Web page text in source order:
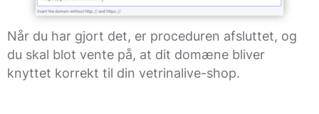
Når du har gjort det, er proceduren afsluttet, og
du skal blot vente på, at dit domæne bliver
knyttet korrekt til din vetrinalive-shop.